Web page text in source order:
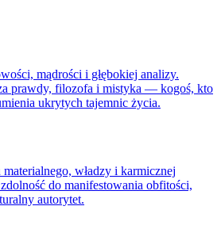
mądrości i głębokiej analizy.
prawdy, filozofa i mistyka — kogoś, kto
ukrytych tajemnic życia.
władzy i karmicznej
do manifestowania obfitości,
autorytet.